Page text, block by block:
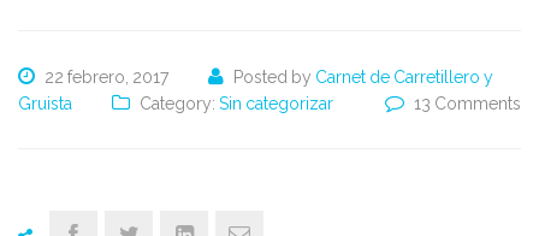
22 febrero, 2017 Posted by Carnet de Carretillero y
Gruista
Category: Sin categorizar 13 Comments